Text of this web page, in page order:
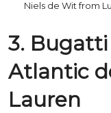
Niels de Wit from
3. Bugatti
Atlantic
Lauren